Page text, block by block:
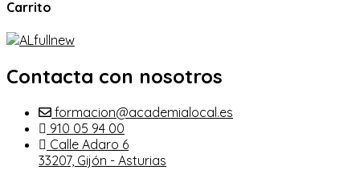
Carrito
Contacta con nosotros
formacion@academialocal.es
910 05 94 00
Calle Adaro 6
33207, Gijón - Asturias